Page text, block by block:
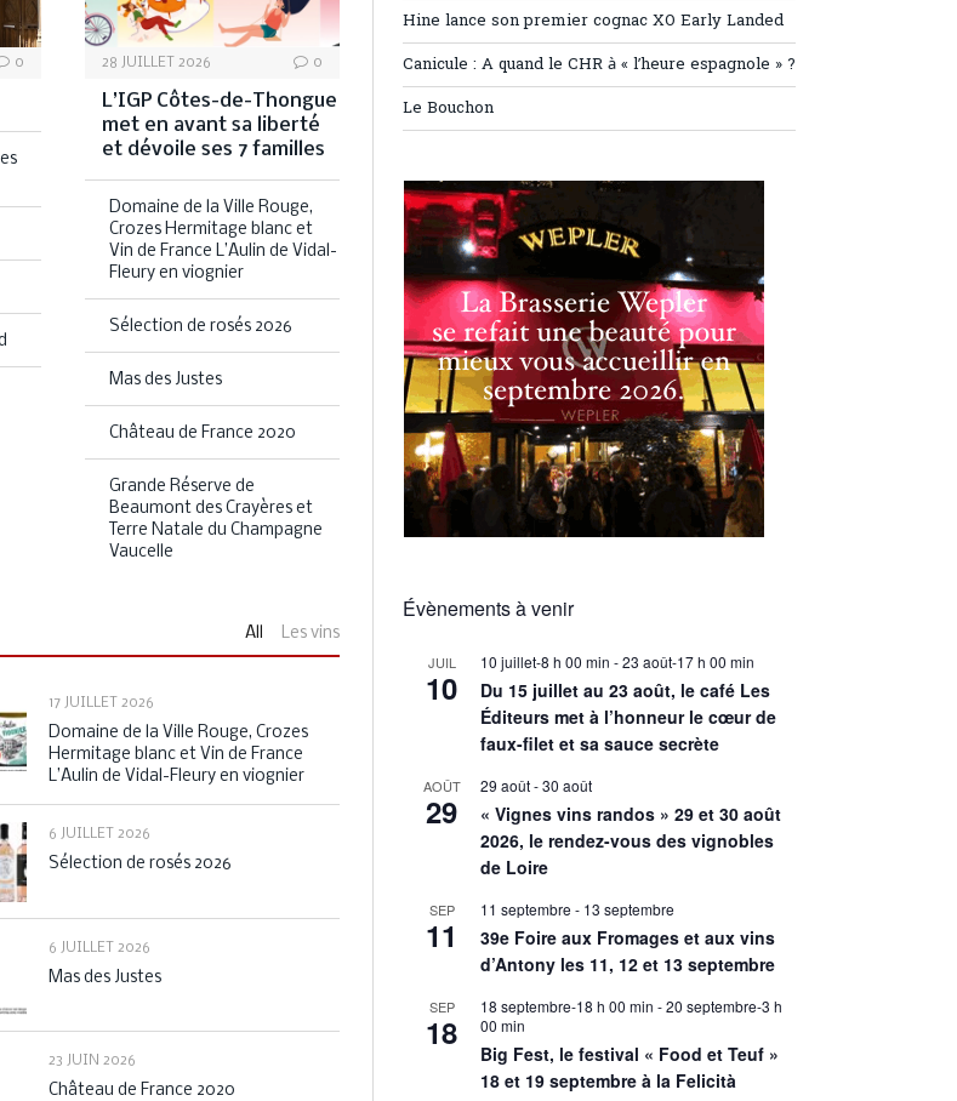
0 28 JUILLET 2026 0
L’IGP Côtes-de-Thongue
met en avant sa liberté
et dévoile ses 7 familles
Domaine de la Ville Rouge,
Crozes Hermitage blanc et
Vin de France L’Aulin de Vidal-
Fleury en viognier
Sélection de rosés 2026
Mas des Justes
Château de France 2020
Grande Réserve de
Beaumont des Crayères et
Terre Natale du Champagne
Vaucelle
All Les vins
17 JUILLET 2026
Domaine de la Ville Rouge, Crozes
Hermitage blanc et Vin de France
L’Aulin de Vidal-Fleury en viognier
6 JUILLET 2026
Sélection de rosés 2026
6 JUILLET 2026
Mas des Justes
23 JUIN 2026
Château de France 2020
Hine lance son premier cognac XO Early Landed
Canicule : A quand le CHR à « l’heure espagnole » ?
Le Bouchon
Évènements à venir
JUIL
10
10 juillet-8 h 00 min -23 août-17 h 00 min
Du 15 juillet au 23 août, le café Les
Éditeurs met à l’honneur le cœur de
faux-filet et sa sauce secrète
AOÛT
29
29 août-30 août
« Vignes vins randos » 29 et 30 août
2026, le rendez-vous des vignobles
de Loire
SEP
11
11 septembre - 13 septembre
39e Foire aux Fromages et aux vins
d’Antony les 11, 12 et 13 septembre
SEP
18
18 septembre-18 h 00 min -20 septembre-3 h
00 min
Big Fest, le festival « Food et Teuf »
18 et 19 septembre à la Felicità